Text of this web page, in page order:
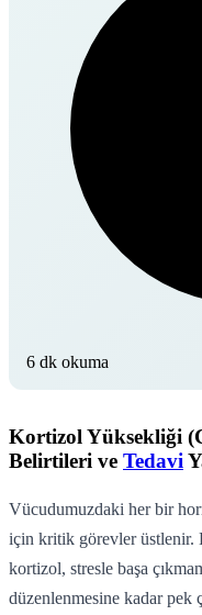
6 dk okuma
Kortizol Yüksekliği
Belirtileri ve Tedavi
Vücudumuzdaki her bir
için kritik görevler üstlenir.
kortizol, stresle başa
düzenlenmesine kadar